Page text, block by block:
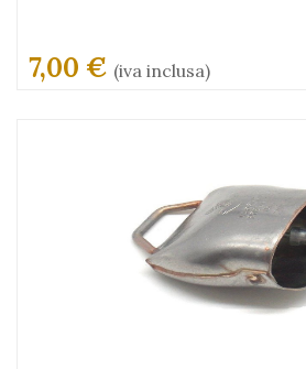
7,00 € (iva inclusa)